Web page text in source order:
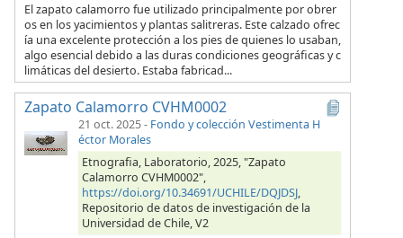
El zapato calamorro fue utilizado principalmente por obrer
os en los yacimientos y plantas salitreras. Este calzado ofrec
ía una excelente protección a los pies de quienes lo usaban,
algo esencial debido a las duras condiciones geográficas y c
limáticas del desierto. Estaba fabricad...
Zapato Calamorro CVHM0002
21 oct. 2025- Fondo y colección Vestimenta H
éctor Morales
Etnografia, Laboratorio, 2025, "Zapato
Calamorro CVHM0002",
https://doi.org/10.34691/UCHILE/DQJDSJ,
Repositorio de datos de investigación de la
Universidad de Chile, V2